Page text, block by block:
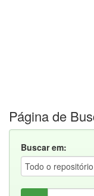
Página de
Buscar em: